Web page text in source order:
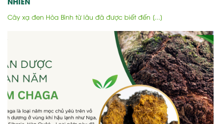
Cây xạ đen Hòa Bình từ lâu đã được biết đến [...]